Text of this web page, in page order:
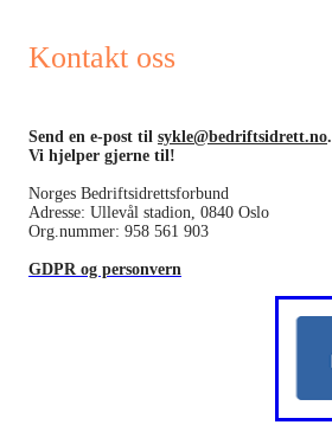
Kontakt oss
Send en e-post til sykle@bedriftsidrett.no.
Vi hjelper gjerne til!
Norges Bedriftsidrettsforbund
Adresse: Ullevål stadion, 0840 Oslo
Org.nummer: 958 561 903
GDPR og personvern